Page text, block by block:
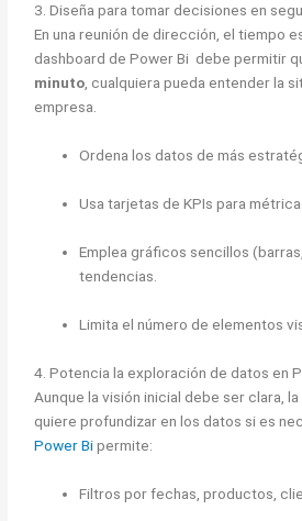
3. Diseña para tomar decisiones en
En una reunión de dirección, el tiempo
dashboard de Power Bi debe permitir
minuto, cualquiera pueda entender la
empresa.
Ordena los datos de más
Usa tarjetas de KPIs para
Emplea gráficos sencillos
tendencias.
Limita el número de elementos
4. Potencia la exploración de datos en
Aunque la visión inicial debe ser clara,
quiere profundizar en los datos si es
Power Bipermite:
Filtros por fechas, productos,